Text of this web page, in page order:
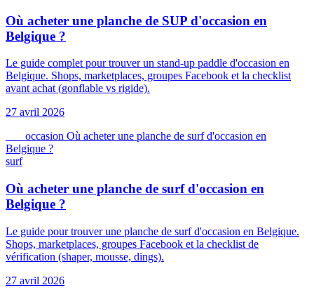
Où acheter une planche de SUP d'occasion en
Belgique ?
Le guide complet pour trouver un stand-up paddle d'occasion en
Belgique. Shops, marketplaces, groupes Facebook et la checklist
avant achat (gonflable vs rigide).
27 avril 2026
occasion Où acheter une planche de surf d'occasion en
Belgique ?
surf
Où acheter une planche de surf d'occasion en
Belgique ?
Le guide pour trouver une planche de surf d'occasion en Belgique.
Shops, marketplaces, groupes Facebook et la checklist de
vérification (shaper, mousse, dings).
27 avril 2026